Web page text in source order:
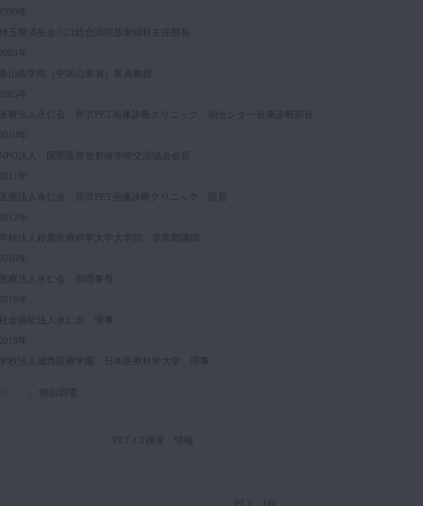
1999年
埼玉県済生会川口総合病院放射線科主任部長
2003年
泰山医学院（中国山東省）客員教授
2005年
医療法人永仁会 所沢PET画像診断クリニック 副センター長兼診断部長
2010年
NPO法人 国際医療放射線学術交流協会会長
2011年
医療法人永仁会 所沢PET画像診断クリニック 院長
2012年
学校法人鈴鹿医療科学大学大学院 非常勤講師
2016年
医療法人永仁会 副理事長
2018年
社会福祉法人永仁会 理事
2018年
学校法人城西医療学園 日本医療科学大学 理事
」/独自調査
PET-CT検査 情報
PET 1台